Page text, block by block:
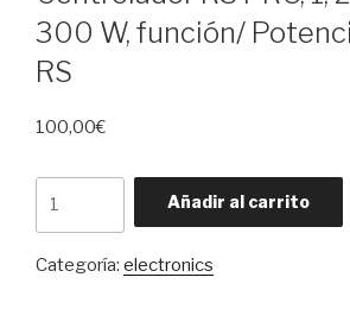
300 W, función/
RS
100,00€
1,
Añadir al carrito
Categoría: electronics